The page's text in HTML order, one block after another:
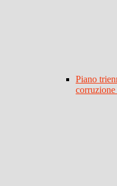
Piano
corruzione